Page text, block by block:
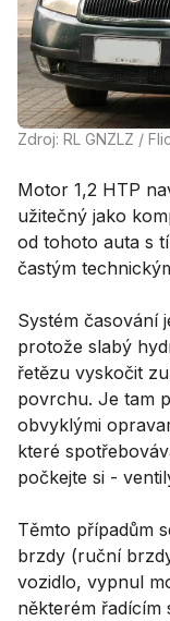
Zdroj: RL GNZLZ /
Motor 1,2 HTP
užitečný jako
od tohoto auta s
častým
Systém časování
protože slabý
řetězu vyskočit
povrchu. Je tam
obvyklými
které
počkejte si -
Těmto případům
brzdy (ruční
vozidlo, vypnul
některém řadícím